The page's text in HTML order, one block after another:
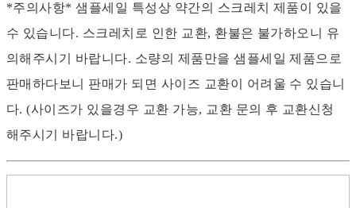
*주의사항* 샘플세일 특성상 약간의 스크레치 제품이 있을
수 있습니다. 스크레치로 인한 교환, 환불은 불가하오니 유
의해주시기 바랍니다. 소량의 제품만을 샘플세일 제품으로
판매하다보니 판매가 되면 사이즈 교환이 어려울 수 있습니
다. (사이즈가 있을경우 교환 가능, 교환 문의 후 교환신청
해주시기 바랍니다.)